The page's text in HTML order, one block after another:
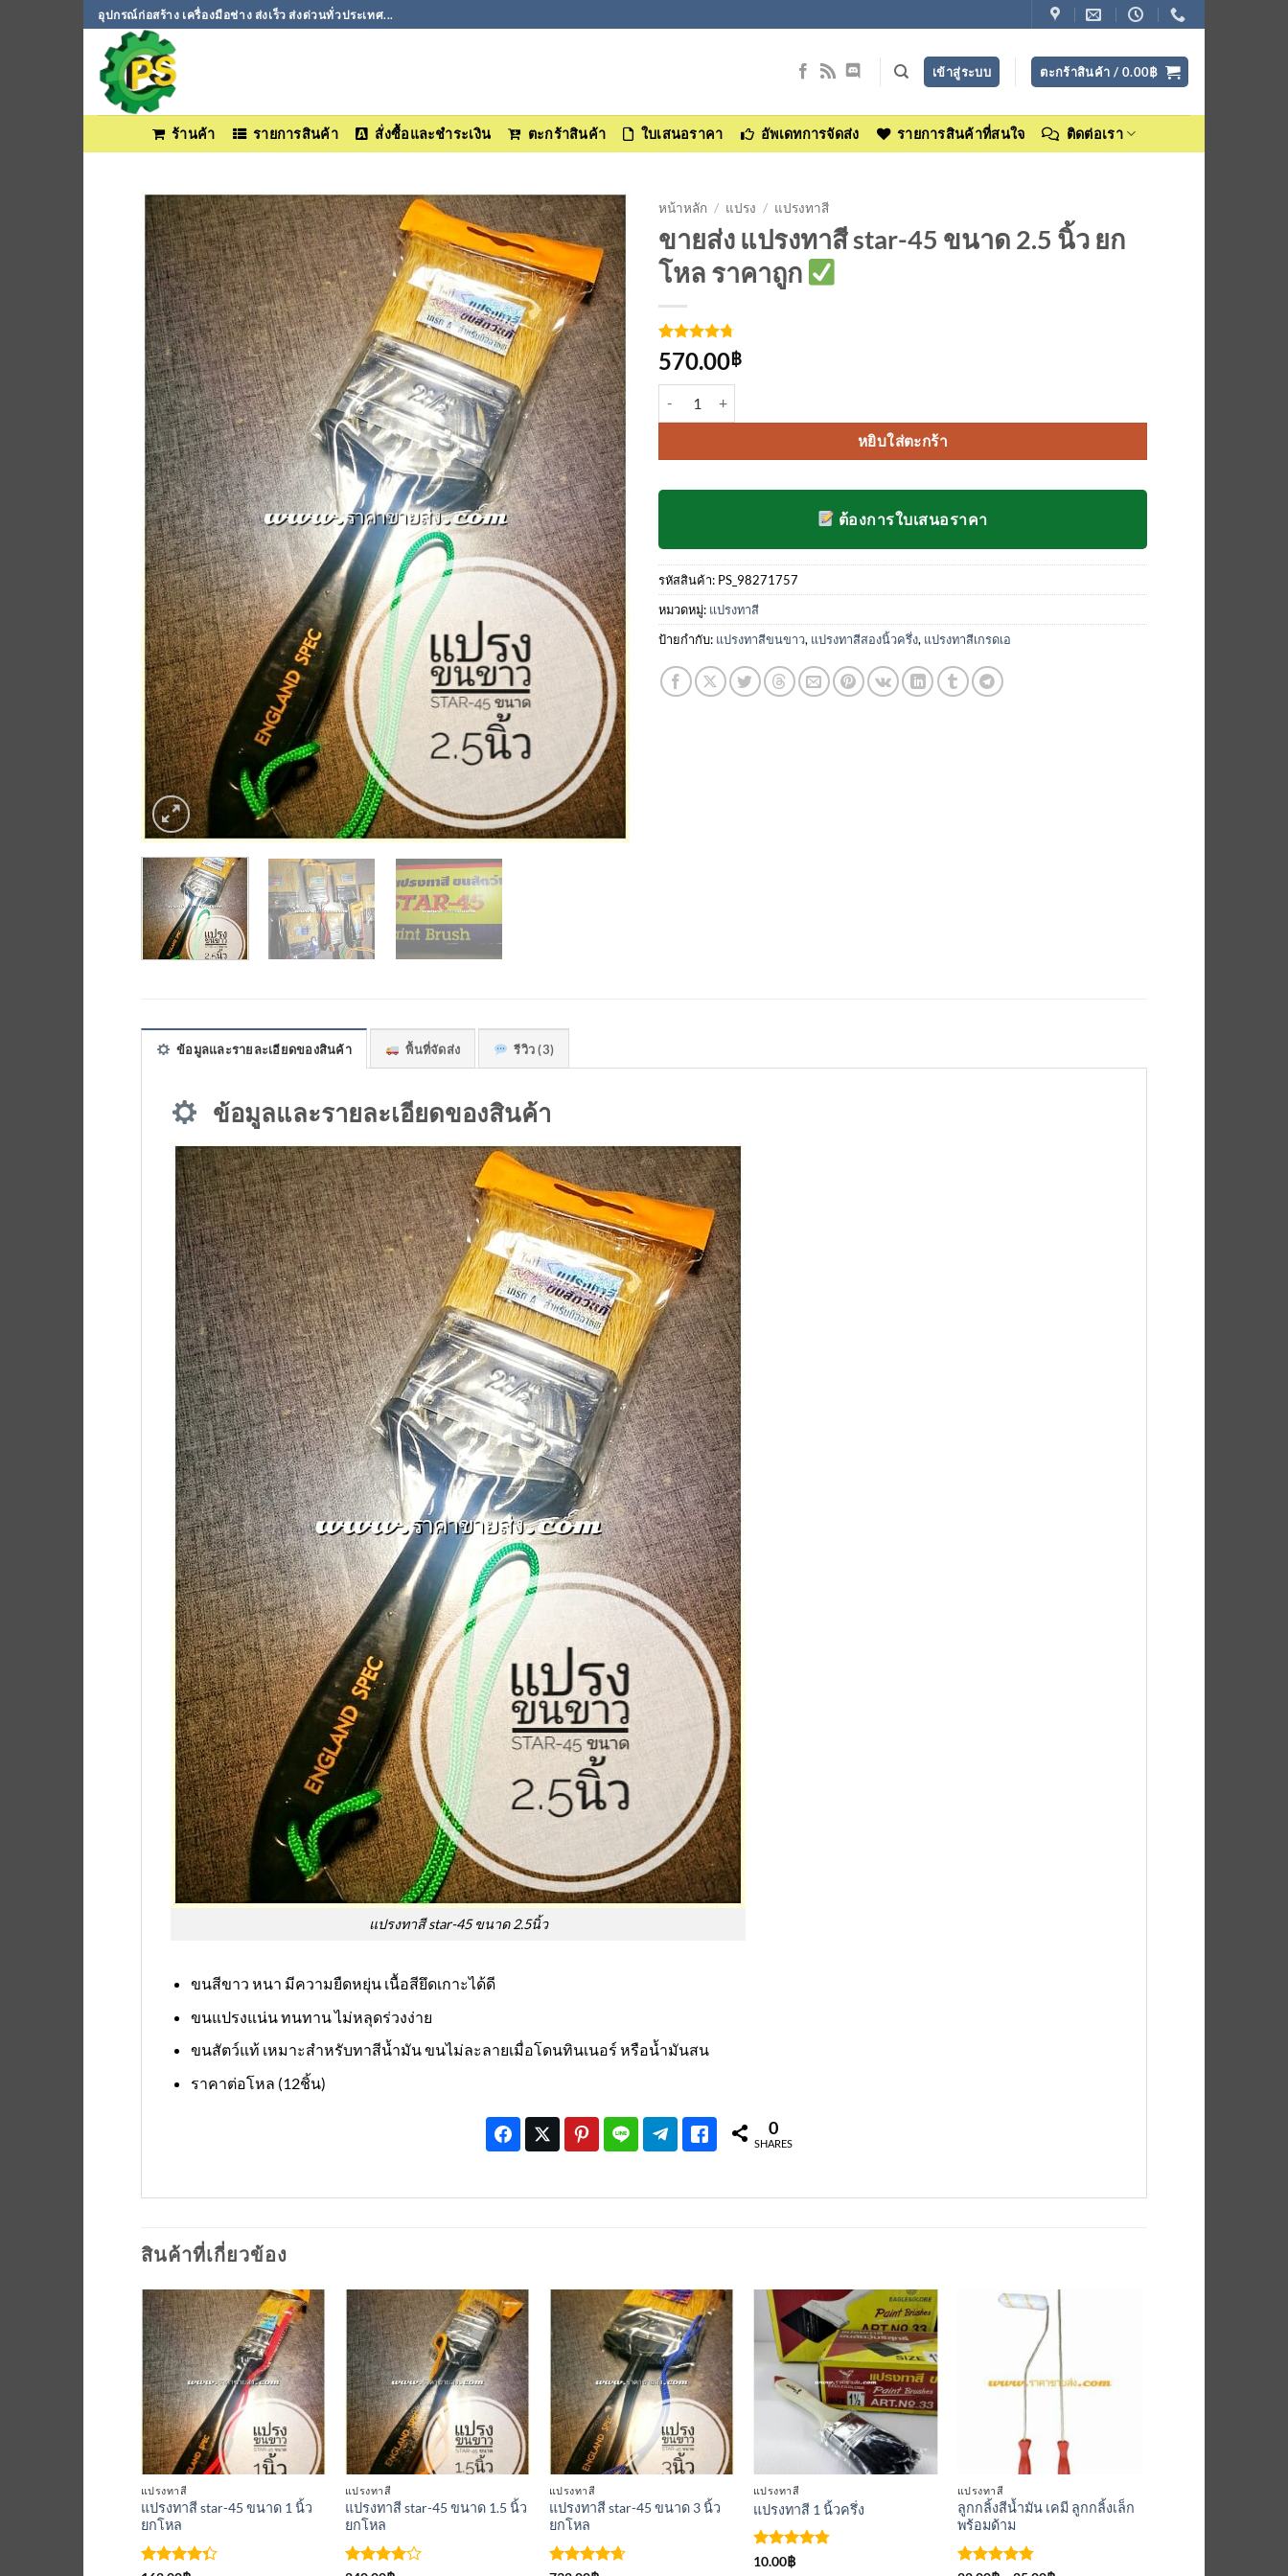
ข้าม
ไป
เนื้อหา
อุปกรณ์ก่อสร้าง เครื่องมือช่าง ส่งเร็ว ส่งด่วนทั่วประเทศ...
เข้าสู่ระบบ ตะกร้าสินค้า / 0.00฿
ร้านค้า รายการสินค้า สั่งซื้อและชำระเงิน ตะกร้าสินค้า ใบเสนอราคา อัพเดทการจัดส่ง รายการสินค้าที่สนใจ ติดต่อเรา
เพิ่มเข้า
ใน
รายการ
ที่
ติดตาม
หน้าหลัก / แปรง / แปรงทาสี
ขายส่ง แปรงทาสี star-45 ขนาด 2.5 นิ้ว ยก
โหล ราคาถูก
ให้คะแนน
4.67 จาก
5 คะแนน
เต็มบน
3
570.00฿
หยิบใส่ตะกร้า
ต้องการใบเสนอราคา
รหัสสินค้า: PS_98271757
หมวดหมู่: แปรงทาสี
ป้ายกำกับ: แปรงทาสีขนขาว, แปรงทาสีสองนิ้วครึ่ง, แปรงทาสีเกรดเอ
ข้อมูลและรายละเอียดของสินค้า พื้นที่จัดส่ง รีวิว (3)
ข้อมูลและรายละเอียดของสินค้า
แปรงทาสี star-45 ขนาด 2.5นิ้ว
ขนสีขาว หนา มีความยืดหยุ่น เนื้อสียึดเกาะได้ดี
ขนแปรงแน่น ทนทาน ไม่หลุดร่วงง่าย
ขนสัตว์แท้ เหมาะสำหรับทาสีน้ำมัน ขนไม่ละลายเมื่อโดนทินเนอร์ หรือน้ำมันสน
ราคาต่อโหล (12ชิ้น)
0
SHARES
สินค้าที่เกี่ยวข้อง
เพิ่มเข้า
ใน
รายการ
ติดตาม
แปรงทาสี
แปรงทาสี star-45 ขนาด 1 นิ้ว
ยกโหล
เพิ่มเข้า
ใน
รายการ
ที่
ติดตาม
แปรงทาสี
แปรงทาสี star-45 ขนาด 1.5 นิ้ว
ยกโหล
เพิ่มเข้า
ใน
รายการ
ที่
ติดตาม
แปรงทาสี
แปรงทาสี star-45 ขนาด 3 นิ้ว
ยกโหล
เพิ่มเข้า
ใน
รายการ
ที่
ติดตาม
แปรงทาสี
แปรงทาสี 1 นิ้วครึ่ง
ให้คะแนน
10.00฿
รายการ
แปรงทาสี
ลูกกลิ้งสีน้ำมัน เคมี ลูกกลิ้งเล็ก
พร้อมด้าม